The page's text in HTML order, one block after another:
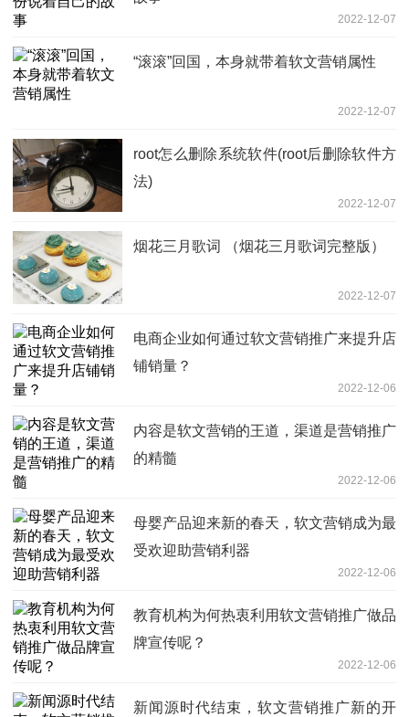
2022-12-07
“滚滚”回国，本身就带着软文营销属性
2022-12-07
root怎么删除系统软件(root后删除软件方
法)
2022-12-07
烟花三月歌词 （烟花三月歌词完整版）
2022-12-07
电商企业如何通过软文营销推广来提升店
铺销量？
2022-12-06
内容是软文营销的王道，渠道是营销推广
的精髓
2022-12-06
母婴产品迎来新的春天，软文营销成为最
受欢迎助营销利器
2022-12-06
教育机构为何热衷利用软文营销推广做品
牌宣传呢？
2022-12-06
新闻源时代结束，软文营销推广新的开